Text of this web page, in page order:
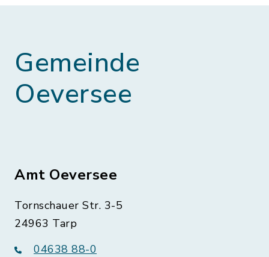
Gemeinde
Oeversee
Amt Oeversee
Tornschauer Str. 3-5
24963 Tarp
04638 88-0